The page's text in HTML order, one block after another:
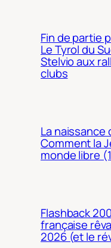
Fin de partie
Le Tyrol du
Stelvio aux
clubs
La naissance
Comment la
monde libre
Flashback
française
2026 (et le